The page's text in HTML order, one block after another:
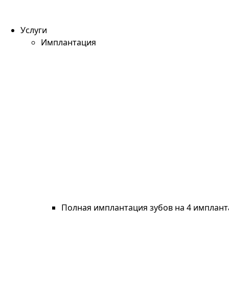
Услуги
Имплантация
Полная имплантация зубов на 4